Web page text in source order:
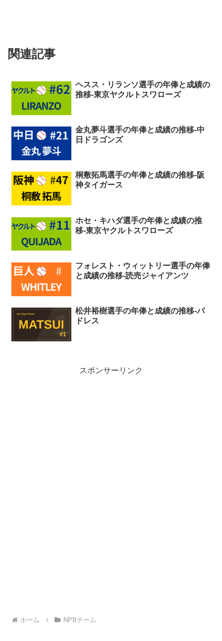
関連記事
ヘスス・リランソ選手の年俸と成績の
推移-東京ヤクルトスワローズ
金丸夢斗選手の年俸と成績の推移-中
日ドラゴンズ
桐敷拓馬選手の年俸と成績の推移-阪
神タイガース
ホセ・キハダ選手の年俸と成績の推
移-東京ヤクルトスワローズ
フォレスト・ウィットリー選手の年俸
と成績の推移-読売ジャイアンツ
松井裕樹選手の年俸と成績の推移-パ
ドレス
スポンサーリンク
ホーム NPBチーム